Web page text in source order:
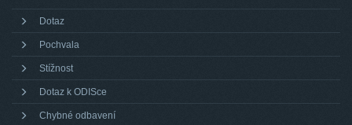
Dotaz
Pochvala
Stížnost
Dotaz k ODISce
Chybné odbavení